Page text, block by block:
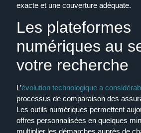
exacte et une couverture adéquate.
Les plateformes
numériques au
votre recherche
L’évolution technologique a
processus de comparaison des
Les outils numériques permettent
offres personnalisées en quelques